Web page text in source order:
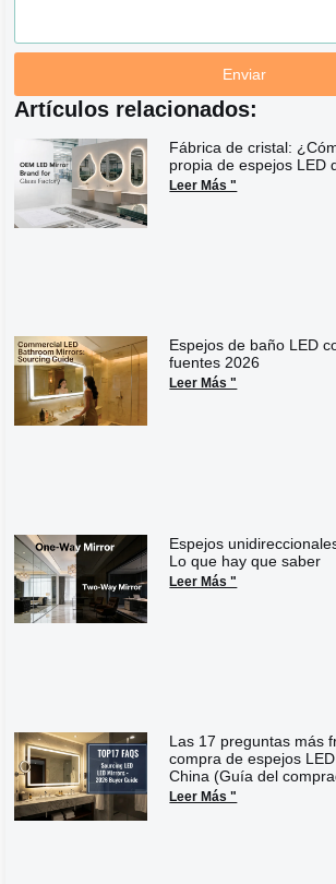
Enviar
Artículos relacionados:
Fábrica de cristal:
propia de espejos LED
Leer Más "
Espejos de baño LED
fuentes 2026
Leer Más "
Espejos
Lo que hay que saber
Leer Más "
Las 17 preguntas más
compra de espejos
China (Guía del
Leer Más "